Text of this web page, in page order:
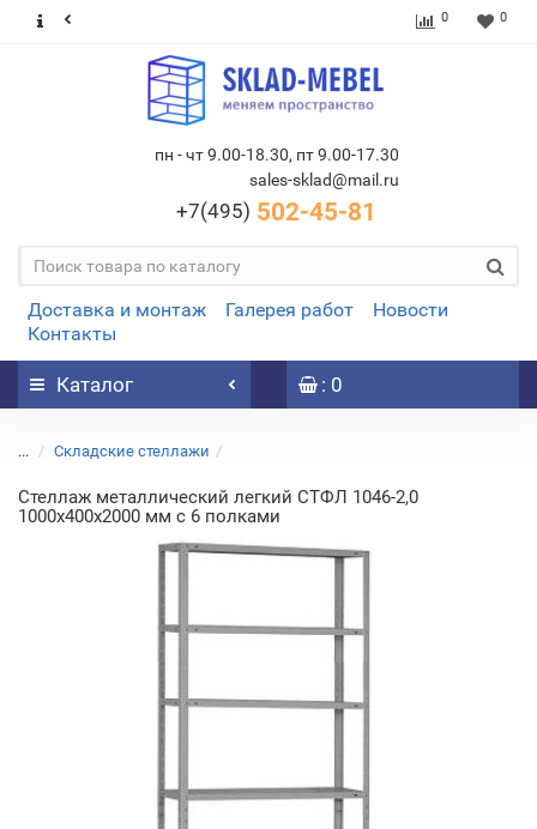
0 0
пн - чт 9.00-18.30, пт 9.00-17.30
sales-sklad@mail.ru
+7(495) 502-45-81
Доставка и монтаж Галерея работ
Новости
Контакты
Каталог : 0
... Складские стеллажи
Стеллаж металлический легкий СТФЛ 1046-2,0
1000х400х2000 мм с 6 полками